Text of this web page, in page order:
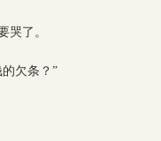
哭了。
欠条？”